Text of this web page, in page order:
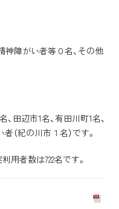
神障がい者等０名、その他
田辺市1名、有田川町1名、
（紀の川市１名）です。
用者数は722名です。